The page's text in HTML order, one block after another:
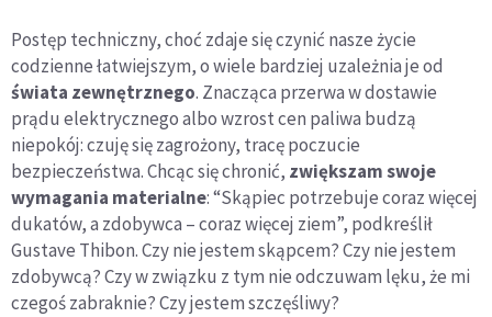
Postęp techniczny, choć zdaje się czynić nasze życie
codzienne łatwiejszym, o wiele bardziej uzależnia je od
świata zewnętrznego. Znacząca przerwa w dostawie
prądu elektrycznego albo wzrost cen paliwa budzą
niepokój: czuję się zagrożony, tracę poczucie
bezpieczeństwa. Chcąc się chronić, zwiększam swoje
wymagania materialne: “Skąpiec potrzebuje coraz więcej
dukatów, a zdobywca – coraz więcej ziem”, podkreślił
Gustave Thibon. Czy nie jestem skąpcem? Czy nie jestem
zdobywcą? Czy w związku z tym nie odczuwam lęku, że mi
czegoś zabraknie? Czy jestem szczęśliwy?